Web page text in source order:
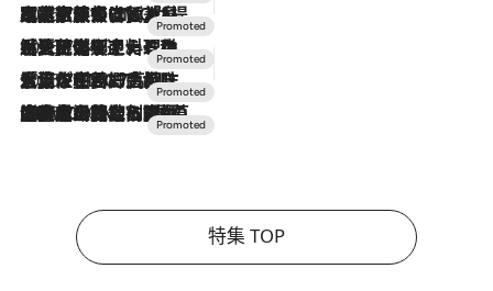
2026.7.31
【ホテル帰省】という選択肢をOMOが提案。家族とほどよい距離を保つには「昼は実家、夜は気兼ねなくホテルで！」
2026.7.24
【夏限定ディナーコース】旬を迎える稚鮎や花ズッキーニなどをイタリア・トスカーナの郷土料理の手法で満喫！
2026.7.17
「土佐和ハーブかき氷」がOMO7高知に登場！生姜、山椒、大葉など目にも舌にも涼を呼ぶ郷土の味
2026.7.10
NEW OPEN！【界 草津】名湯の地に誕生。趣の異なる2種の温泉と上州ならではの会席・蕎麦割烹など美食を味わう究極の癒やし旅
特集 TOP